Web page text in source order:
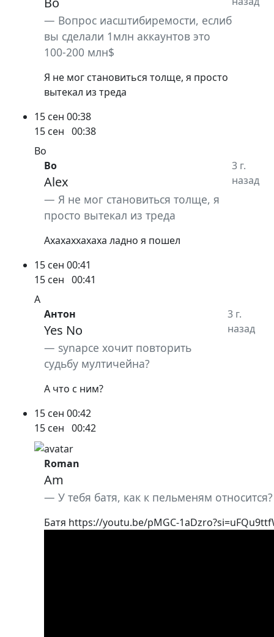
Вопрос иасштибиремости, еслиб
вы сделали 1млн аккаунтов это
100-200 млн$
Я не мог становиться толще, я просто
вытекал из треда
15 сен 00:38
15 сен 00:38
Bo
Bo
Alex
Я не мог становиться толще, я
просто вытекал из треда
Ахахаххахаха ладно я пошел
3 г.
назад
15 сен 00:41
15 сен 00:41
А
Антон
Yes No
synapce хочит повторить
судьбу мултичейна?
А что с ним?
3 г.
назад
15 сен 00:42
15 сен 00:42
Roman
Am
У тебя батя, как к пельменям относится?
Батя https://youtu.be/pMGC-